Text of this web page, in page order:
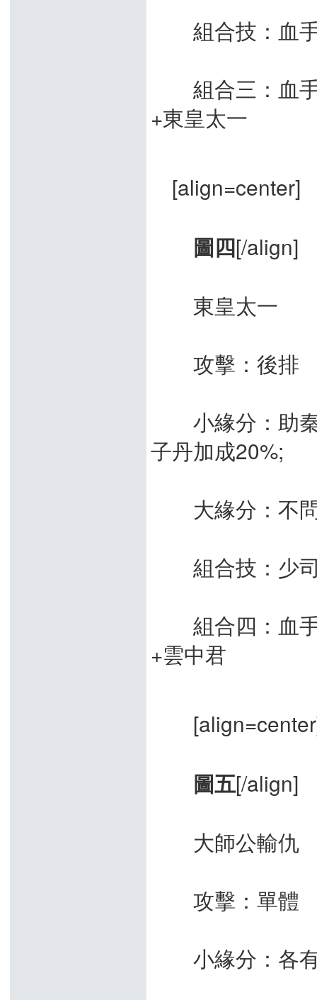
組合技：血
組合三：血手
+東皇太一
[align=center]
圖四[/align]
東皇太一
攻擊：後排
小緣分：助秦
子丹加成20%;
大緣分：不問
組合技：少
組合四：血手
+雲中君
圖五[/align]
大師公輸仇
攻擊：單體
小緣分：各有